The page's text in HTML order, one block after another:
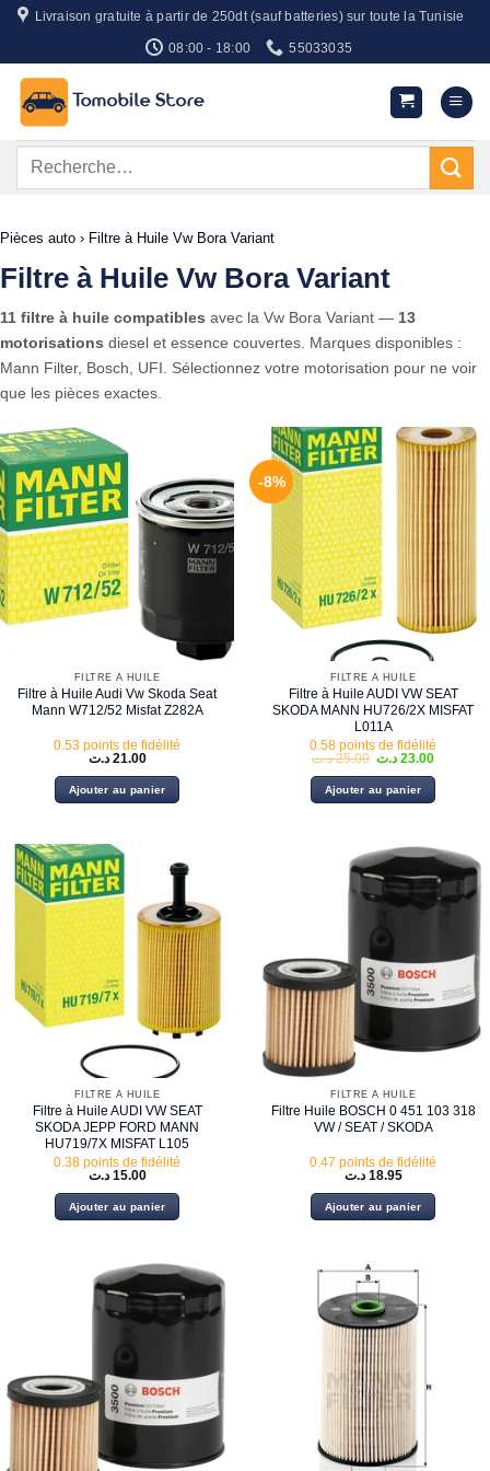
Passer
contenu
Livraison gratuite à partir de 250dt (sauf batteries) sur toute la Tunisie
08:00 - 18:00 55033035
Recherche
Pièces auto › Filtre à Huile Vw Bora Variant
Filtre à Huile Vw Bora Variant
11 filtre à huile compatibles avec la Vw Bora Variant — 13
motorisations diesel et essence couvertes. Marques disponibles :
Mann Filter, Bosch, UFI. Sélectionnez votre motorisation pour ne voir
que les pièces exactes.
FILTRE À HUILE
Filtre à Huile Audi Vw Skoda Seat
Mann W712/52 Misfat Z282A
0.53 points de fidélité
21.00 د.ت
Ajouter au panier
-8%
FILTRE À HUILE
Filtre à Huile AUDI VW SEAT
SKODA MANN HU726/2X MISFAT
L011A
0.58 points de fidélité
25.00 د.ت
Le
initial
était :
23.00 د.ت
Le
actuel
est :
Ajouter au panier
FILTRE À HUILE
Filtre à Huile AUDI VW SEAT
SKODA JEPP FORD MANN
HU719/7X MISFAT L105
0.38 points de fidélité
15.00 د.ت
Ajouter au panier
FILTRE À HUILE
Filtre Huile BOSCH 0 451 103 318
VW / SEAT / SKODA
0.47 points de fidélité
18.95 د.ت
Ajouter au panier